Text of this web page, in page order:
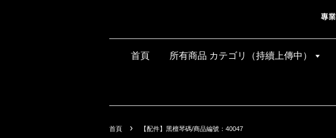
首頁 所有商品 カテゴリ（持續上傳中）
首頁 › 【配件】黑檀琴碼/商品編號：40047